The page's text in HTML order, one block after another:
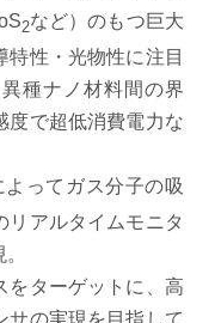
2など）のもつ巨大
特性・光物性に注目
種ナノ材料間の界
度で超低消費電力な
ってガス分子の吸
リアルタイムモニタ
をターゲットに、高